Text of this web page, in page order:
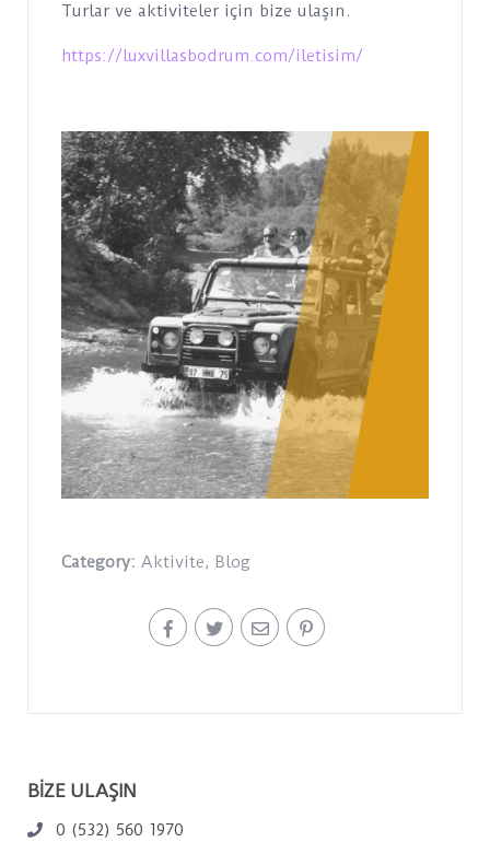
Turlar ve aktiviteler için bize ulaşın.
https://luxvillasbodrum.com/iletisim/
Category: Aktivite, Blog
BİZE ULAŞIN
0 (532) 560 1970